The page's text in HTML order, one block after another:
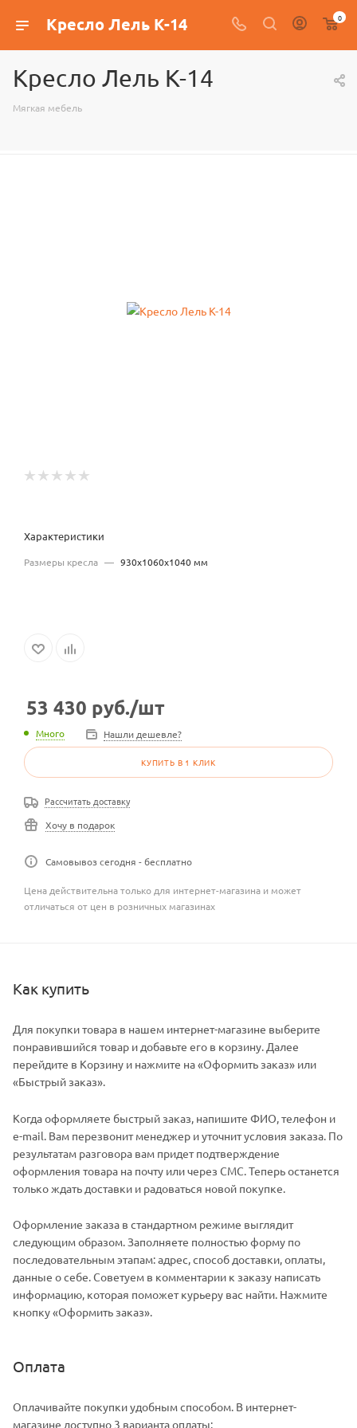
Кресло Лель К-14 0
Кресло Лель К-14
Мягкая мебель
Характеристики
Размеры кресла — 930х1060х1040 мм
53 430 руб./шт
Много Нашли дешевле?
КУПИТЬ В 1 КЛИК
Рассчитать доставку
Хочу в подарок
Самовывоз сегодня - бесплатно
Цена действительна только для интернет-магазина и может
отличаться от цен в розничных магазинах
Как купить
Для покупки товара в нашем интернет-магазине выберите
понравившийся товар и добавьте его в корзину. Далее
перейдите в Корзину и нажмите на «Оформить заказ» или
«Быстрый заказ».
Когда оформляете быстрый заказ, напишите ФИО, телефон и
e-mail. Вам перезвонит менеджер и уточнит условия заказа. По
результатам разговора вам придет подтверждение
оформления товара на почту или через СМС. Теперь останется
только ждать доставки и радоваться новой покупке.
Оформление заказа в стандартном режиме выглядит
следующим образом. Заполняете полностью форму по
последовательным этапам: адрес, способ доставки, оплаты,
данные о себе. Советуем в комментарии к заказу написать
информацию, которая поможет курьеру вас найти. Нажмите
кнопку «Оформить заказ».
Оплата
Оплачивайте покупки удобным способом. В интернет-
магазине доступно 3 варианта оплаты: